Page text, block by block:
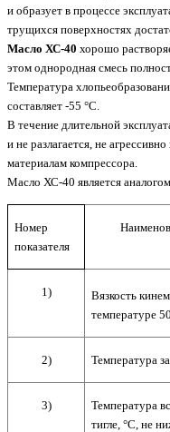
и образует в процессе
трущихся поверхностях
Масло ХС-40 хорошо
этом однородная смесь
Температура
составляет -55 °С.
В течение длительной
и не разлагается, не
материалам компрессора.
Масло ХС-40 является
Номер
показателя
1) Вязкость
температуре
2) Температура
3)
Температура
тигле, °С, не